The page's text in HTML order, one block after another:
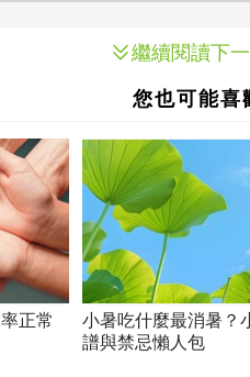
繼續閱讀下